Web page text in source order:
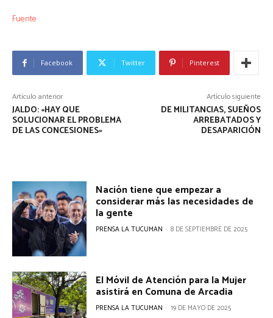
Fuente
Facebook Twitter Pinterest
Artículo anterior
JALDO: «HAY QUE
SOLUCIONAR EL PROBLEMA
DE LAS CONCESIONES»
Artículo siguiente
DE MILITANCIAS, SUEÑOS
ARREBATADOS Y
DESAPARICIÓN
Nación tiene que empezar a
considerar más las necesidades de
la gente
PRENSA LA TUCUMAN - 8 DE SEPTIEMBRE DE 2025
El Móvil de Atención para la Mujer
asistirá en Comuna de Arcadia
PRENSA LA TUCUMAN - 19 DE MAYO DE 2025